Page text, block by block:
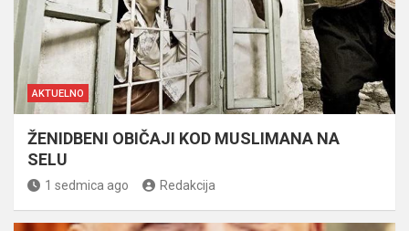
AKTUELNO
ŽENIDBENI OBIČAJI KOD MUSLIMANA NA
SELU
1 sedmica ago Redakcija